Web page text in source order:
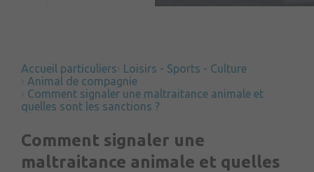
Accueil particuliers
Loisirs - Sports - Culture
Animal de compagnie
Comment signaler une maltraitance animale et
quelles sont les sanctions ?
Comment signaler une
maltraitance animale et quelles